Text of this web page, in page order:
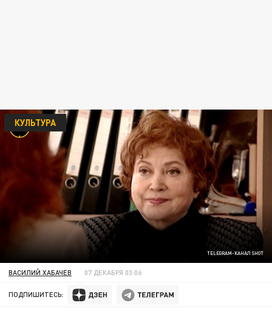
TELEGRAM-КАНАЛ SHOT
КУЛЬТУРА
ВАСИЛИЙ ХАБАЧЕВ 07 ДЕКАБРЯ 03:06
ПОДПИШИТЕСЬ: